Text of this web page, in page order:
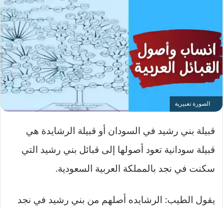
الصورة تعبيرية
قبيلة بني رشيد في السودان أو قبيلة الرشايدة هي
قبيلة سودانية تعود أصولها إلى قبائل بني رشيد التي
سكنت في نجد بالمملكة العربية السعودية.
يقول الطيب: الرشايده أصلهم من بني رشيد في نجد